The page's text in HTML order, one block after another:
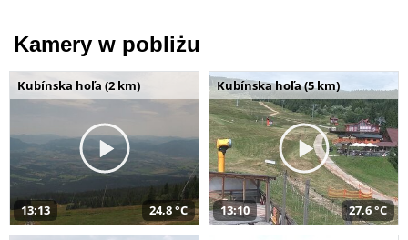
Kamery w pobliżu
Kubínska hoľa (2 km)
13:13 24,8 °C
Kubínska hoľa (5 km)
13:10 27,6 °C